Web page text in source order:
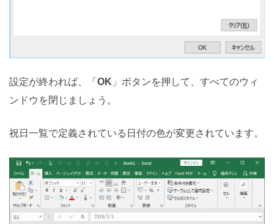
設定が終われば、「 OK 」ボタンを押して、すべてのウィ
ンドウを閉じましょう。
祝日一覧で定義されている日付の色が変更されています。